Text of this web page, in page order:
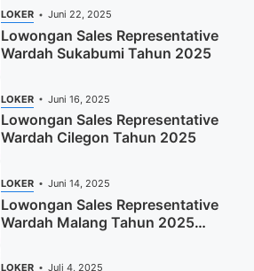
LOKER Juni 22, 2025
Lowongan Sales Representative
Wardah Sukabumi Tahun 2025
LOKER Juni 16, 2025
Lowongan Sales Representative
Wardah Cilegon Tahun 2025
LOKER Juni 14, 2025
Lowongan Sales Representative
Wardah Malang Tahun 2025
LOKER Juli 4, 2025